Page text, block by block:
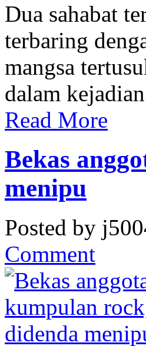
Dua sahabat
terbaring
mangsa
dalam
Read More
Bekas
menipu
Posted by
Comment